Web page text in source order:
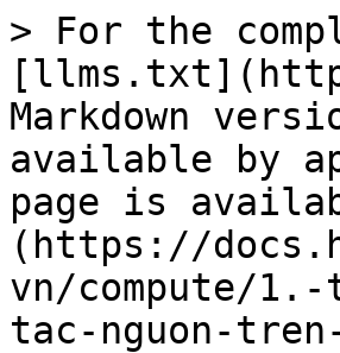
> For the
Markdown
available by
page is
(https://
vn/compute/
tac-nguon-